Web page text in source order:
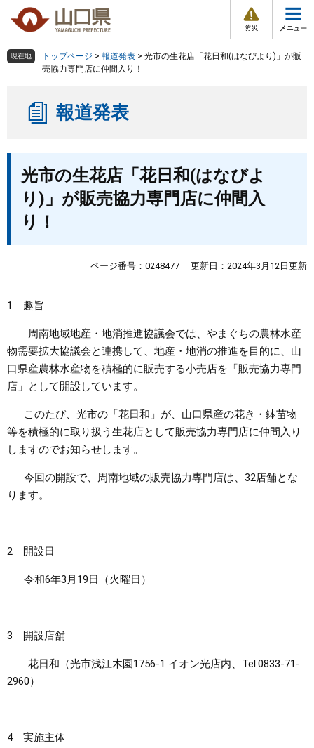
の
ー
情
報
メ
ュ
組織で探す
くらし・環境
健康・福祉
教育・文化・スポーツ
しごと・産業・観光
まちづくり
県政情報
検索の仕方 組織で探す
現在地 トップページ > 報道発表 > 光市の生花店「花日和(はなびより)」が販
売協力専門店に仲間入り！
報道発表
光市の生花店「花日和(はなびよ
り)」が販売協力専門店に仲間入
り！
ページ番号：0248477 更新日：2024年3月12日更新
1 趣旨
周南地域地産・地消推進協議会では、やまぐちの農林水産
物需要拡大協議会と連携して、地産・地消の推進を目的に、山
口県産農林水産物を積極的に販売する小売店を「販売協力専門
店」として開設しています。
このたび、光市の「花日和」が、山口県産の花き・鉢苗物
等を積極的に取り扱う生花店として販売協力専門店に仲間入り
しますのでお知らせします。
今回の開設で、周南地域の販売協力専門店は、32店舗とな
ります。
2 開設日
令和6年3月19日（火曜日）
3 開設店舗
花日和（光市浅江木園1756-1 イオン光店内、Tel:0833-71-
2960）
4 実施主体